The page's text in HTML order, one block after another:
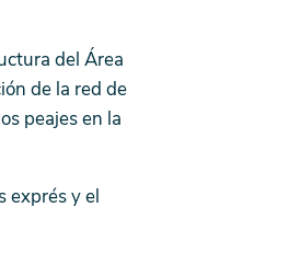
del Área
de la red de
peajes en la
exprés y el